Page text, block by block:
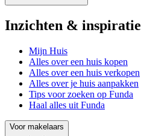
Inzichten & inspiratie
Mijn Huis
Alles over een huis kopen
Alles over een huis verkopen
Alles over je huis aanpakken
Tips voor zoeken op Funda
Haal alles uit Funda
Voor makelaars